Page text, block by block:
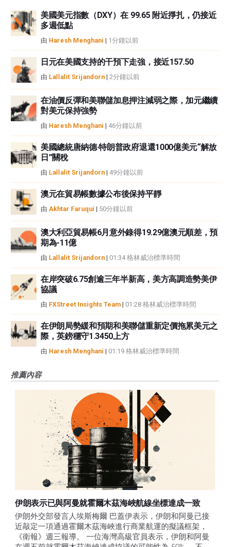
如果文章正文中沒有明確提到，在撰寫本文時，作者在本文中提到的任何股票
中都沒有頭寸，也沒有與文中提到的任何公司有業務關係。除了FXStreet，作
者沒有收到撰寫這篇文章的報酬。
性不作任何陳述。FXStreet和作者將不承擔任何錯誤，遺漏或任何損失，傷害
或損害由此資訊及其顯示或使用引起的。錯誤和遺漏除外。本文作者和
FXStreet並非註冊投資顧問，本文內容無意提供任何投資建議。
美國美元指數（DXY）在 99.65 附近掙扎，仍接近
多週低點
由 Haresh Menghani | 1分鐘以前
日元在美國支持的干預下走強，接近157.50
由 Lallalit Srijandorn | 2分鐘以前
在油價反彈和美聯儲加息押注減弱之際，加元繼續
對美元保持強勢
由 Haresh Menghani | 46分鐘以前
美國總統唐納德·特朗普政府退還1000億美元“解放
日”關稅
由 Lallalit Srijandorn | 49分鐘以前
澳元在貿易帳數據公布後保持平靜
由 Akhtar Faruqui | 50分鐘以前
澳大利亞貿易帳6月意外錄得19.29億澳元順差，預
期為-11億
由 Lallalit Srijandorn | 01:34 格林威治標準時間
在岸突破6.75創逾三年半新高，美方高調造勢美伊
協議
由 FXStreet Insights Team | 01:28 格林威治標準時間
在伊朗局勢緩和預期和美聯儲重新定價拖累美元之
際，英鎊穩守1.3450上方
由 Haresh Menghani | 01:19 格林威治標準時間
推薦內容
伊朗表示已與阿曼就霍爾木茲海峽航線坐標達成一致
伊朗外交部發言人埃斯梅爾·巴蓋伊表示，伊朗和阿曼已接
近敲定一項通過霍爾木茲海峽進行商業航運的擬議框架，
《衛報》週三報導。 一位海灣高級官員表示，伊朗和阿曼